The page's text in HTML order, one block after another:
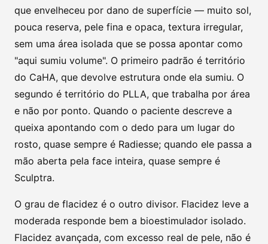
que envelheceu por dano de superfície — muito sol,
pouca reserva, pele fina e opaca, textura irregular,
sem uma área isolada que se possa apontar como
"aqui sumiu volume". O primeiro padrão é território
do CaHA, que devolve estrutura onde ela sumiu. O
segundo é território do PLLA, que trabalha por área
e não por ponto. Quando o paciente descreve a
queixa apontando com o dedo para um lugar do
rosto, quase sempre é Radiesse; quando ele passa a
mão aberta pela face inteira, quase sempre é
Sculptra.
O grau de flacidez é o outro divisor. Flacidez leve a
moderada responde bem a bioestimulador isolado.
Flacidez avançada, com excesso real de pele, não é